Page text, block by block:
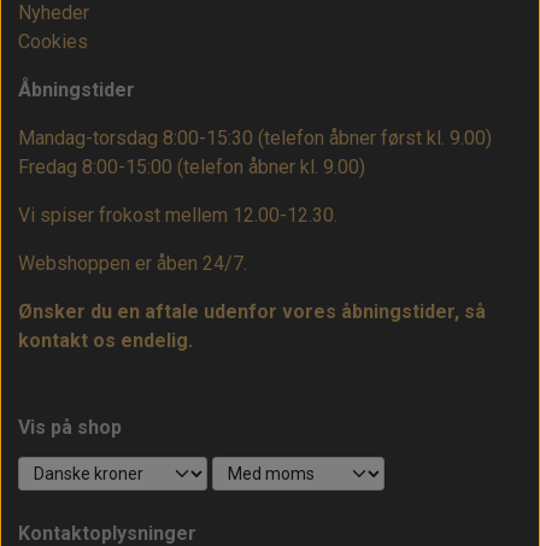
Nyheder
Cookies
Åbningstider
Mandag-torsdag 8:00-15:30 (telefon åbner først kl. 9.00)
Fredag 8:00-15:00 (telefon åbner kl. 9.00)
Vi spiser frokost mellem 12.00-12.30.
Webshoppen er åben 24/7.
Ønsker du en aftale udenfor vores åbningstider, så
kontakt os endelig.
Vis på shop
Kontaktoplysninger